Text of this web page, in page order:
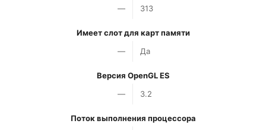
—
313
Имеет слот для карт памяти
—
Да
Версия OpenGL ES
—
3.2
Поток выполнения процессора